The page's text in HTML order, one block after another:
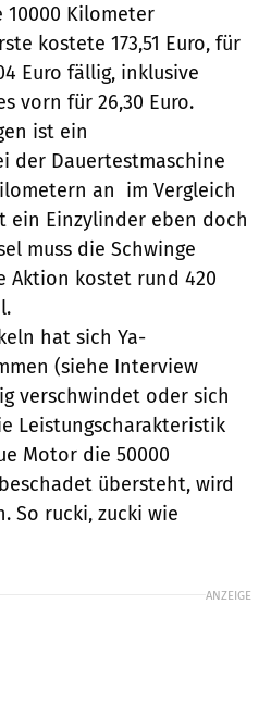
Kilometer
kostete 173,51 Euro, für
Euro fällig, inklusive
vorn für 26,30 Euro.
ist ein
der Dauertestmaschine
an  im Vergleich
ein Einzylinder eben doch
muss die Schwinge
Aktion kostet rund 420
hat sich Ya-
(siehe Interview
verschwindet oder sich
Leistungscharakteristik
Motor die 50000
übersteht, wird
So rucki, zucki wie
ANZEIGE